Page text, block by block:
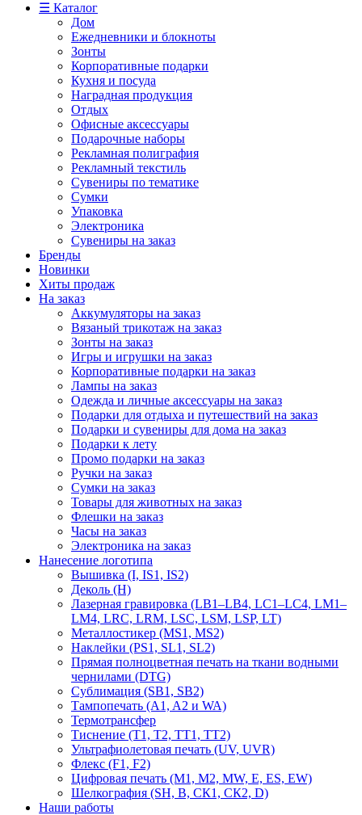
☰ Каталог
Дом
Ежедневники и блокноты
Зонты
Корпоративные подарки
Кухня и посуда
Наградная продукция
Отдых
Офисные аксессуары
Подарочные наборы
Рекламная полиграфия
Рекламный текстиль
Сувениры по тематике
Сумки
Упаковка
Электроника
Сувениры на заказ
Бренды
Новинки
Хиты продаж
На заказ
Аккумуляторы на заказ
Вязаный трикотаж на заказ
Зонты на заказ
Игры и игрушки на заказ
Корпоративные подарки на заказ
Лампы на заказ
Одежда и личные аксессуары на заказ
Подарки для отдыха и путешествий на заказ
Подарки и сувениры для дома на заказ
Подарки к лету
Промо подарки на заказ
Ручки на заказ
Сумки на заказ
Товары для животных на заказ
Флешки на заказ
Часы на заказ
Электроника на заказ
Нанесение логотипа
Вышивка (I, IS1, IS2)
Деколь (H)
Лазерная гравировка (LB1–LB4, LC1–LC4, LM1–
LM4, LRC, LRM, LSC, LSM, LSP, LT)
Металлостикер (MS1, MS2)
Наклейки (PS1, SL1, SL2)
Прямая полноцветная печать на ткани водными
чернилами (DTG)
Сублимация (SB1, SB2)
Тампопечать (A1, A2 и WA)
Термотрансфер
Тиснение (Т1, Т2, ТT1, ТT2)
Ультрафиолетовая печать (UV, UVR)
Флекс (F1, F2)
Цифровая печать (M1, M2, MW, E, ES, EW)
Шелкография (SH, В, СК1, СК2, D)
Наши работы